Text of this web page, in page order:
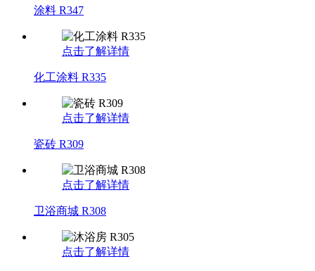
涂料 R347
点击了解详情
化工涂料 R335
点击了解详情
瓷砖 R309
点击了解详情
卫浴商城 R308
点击了解详情